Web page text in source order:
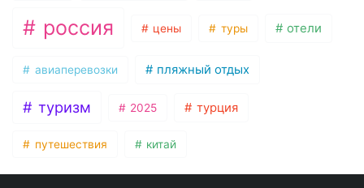
россия цены туры отели
авиаперевозки пляжный отдых
туризм 2025 турция
путешествия китай